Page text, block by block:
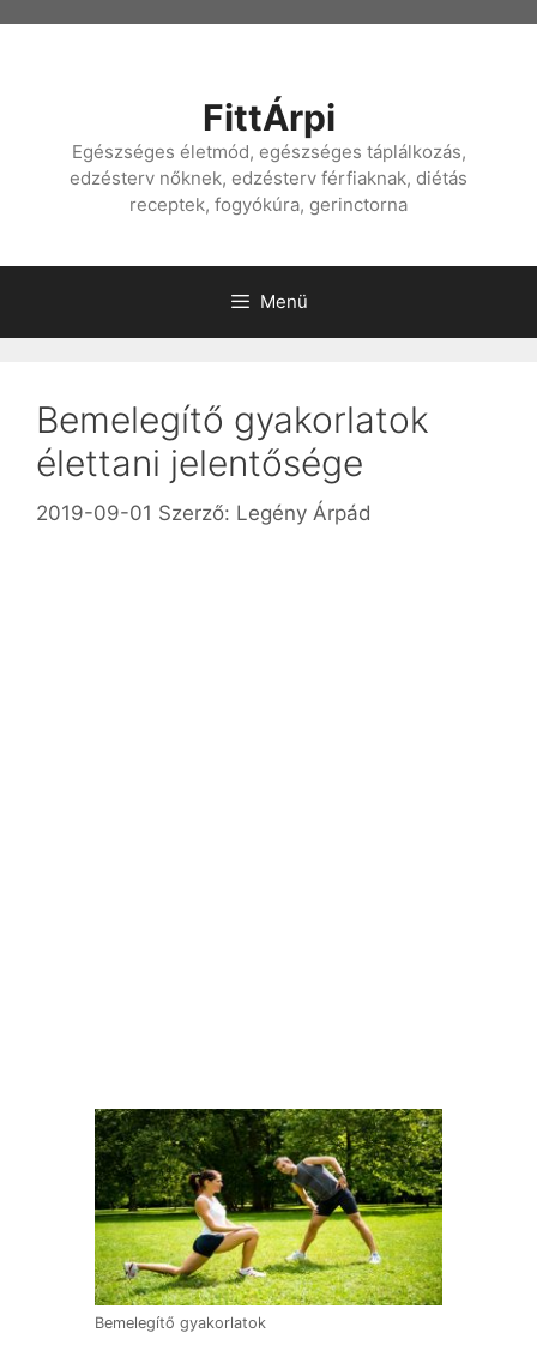
FittÁrpi
Egészséges életmód, egészséges táplálkozás,
edzésterv nőknek, edzésterv férfiaknak, diétás
receptek, fogyókúra, gerinctorna
Menü
Bemelegítő gyakorlatok
élettani jelentősége
2019-09-01 Szerző: Legény Árpád
Bemelegítő gyakorlatok